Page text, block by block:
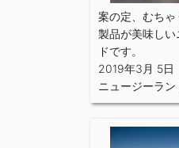
案の定、むち
製品が美味し
ドです。
2019年3月 5日
ニュージーラン